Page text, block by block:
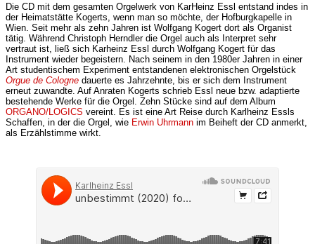
Die CD mit dem gesamten Orgelwerk von KarHeinz Essl entstand indes in
der Heimatstätte Kogerts, wenn man so möchte, der Hofburgkapelle in
Wien. Seit mehr als zehn Jahren ist Wolfgang Kogert dort als Organist
tätig. Während Christoph Herndler die Orgel auch als Interpret sehr
vertraut ist, ließ sich Karheinz Essl durch Wolfgang Kogert für das
Instrument wieder begeistern. Nach seinem in den 1980er Jahren in einer
Art studentischem Experiment entstandenen elektronischen Orgelstück
Orgue de Cologne dauerte es Jahrzehnte, bis er sich dem Instrument
erneut zuwandte. Auf Anraten Kogerts schrieb Essl neue bzw. adaptierte
bestehende Werke für die Orgel. Zehn Stücke sind auf dem Album
ORGANO/LOGICS vereint. Es ist eine Art Reise durch Karlheinz Essls
Schaffen, in der die Orgel, wie Erwin Uhrmann im Beiheft der CD anmerkt,
als Erzählstimme wirkt.